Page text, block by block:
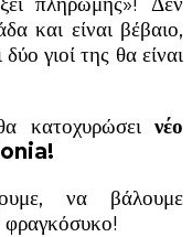
και είναι βέβαιο,
γιοί της θα είναι
κατοχυρώσει νέο
!
να βάλουμε
φραγκόσυκο!